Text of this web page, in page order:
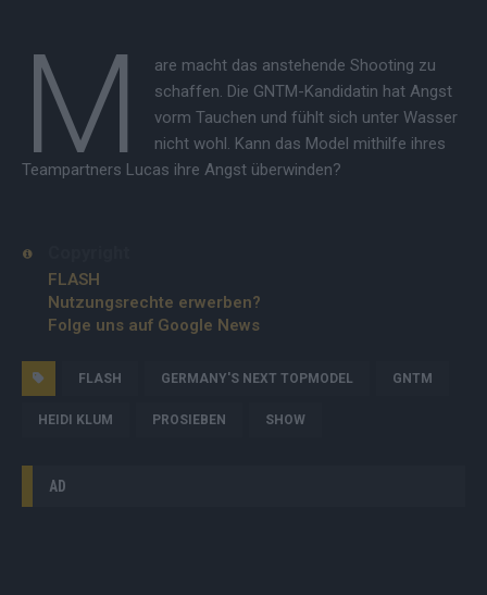
M
are macht das anstehende Shooting zu
schaffen. Die GNTM-Kandidatin hat Angst
vorm Tauchen und fühlt sich unter Wasser
nicht wohl. Kann das Model mithilfe ihres
Teampartners Lucas ihre Angst überwinden?
FLASH
Nutzungsrechte erwerben?
Folge uns auf Google News
FLASH GERMANY'S NEXT TOPMODEL GNTM
HEIDI KLUM PROSIEBEN SHOW
AD